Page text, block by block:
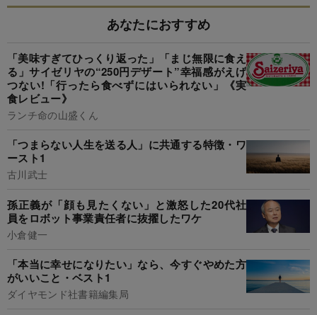
あなたにおすすめ
「美味すぎてひっくり返った」「まじ無限に食え
る」サイゼリヤの“250円デザート”幸福感がえげ
つない!「行ったら食べずにはいられない」《実
食レビュー》
ランチ命の山盛くん
「つまらない人生を送る人」に共通する特徴・ワ
ースト1
古川武士
孫正義が「顔も見たくない」と激怒した20代社
員をロボット事業責任者に抜擢したワケ
小倉健一
「本当に幸せになりたい」なら、今すぐやめた方
がいいこと・ベスト1
ダイヤモンド社書籍編集局